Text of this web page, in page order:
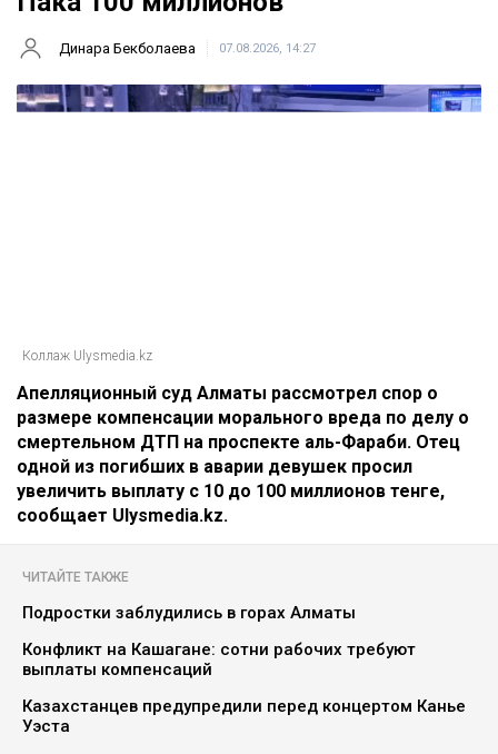
Динара Бекболаева 07.08.2026, 14:27
Коллаж Ulysmedia.kz
Апелляционный суд Алматы рассмотрел спор о
размере компенсации морального вреда по делу о
смертельном ДТП на проспекте аль-Фараби. Отец
одной из погибших в аварии девушек просил
увеличить выплату с 10 до 100 миллионов тенге,
сообщает Ulysmedia.kz.
ЧИТАЙТЕ ТАКЖЕ
Подростки заблудились в горах Алматы
Конфликт на Кашагане: сотни рабочих требуют
выплаты компенсаций
Казахстанцев предупредили перед концертом Канье
Уэста